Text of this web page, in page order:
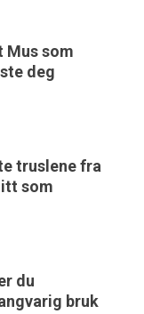
Mus som
deg
truslene fra
som
du
bruk